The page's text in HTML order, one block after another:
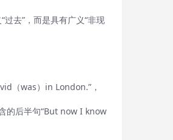
去”，而是具有广义“非现
（was）in London.”，
的后半句“But now I know